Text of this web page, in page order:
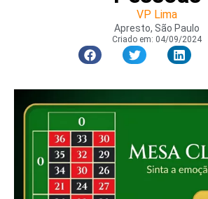
VP Lima
Apresto, São Paulo
Criado em: 04/09/2024